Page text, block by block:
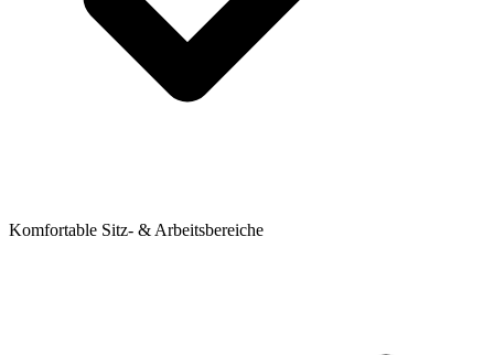
Komfortable Sitz- & Arbeitsbereiche